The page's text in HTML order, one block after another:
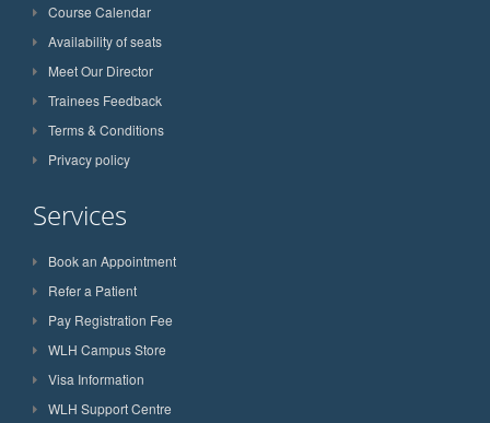
Course Calendar
Availability of seats
Meet Our Director
Trainees Feedback
Terms & Conditions
Privacy policy
Services
Book an Appointment
Refer a Patient
Pay Registration Fee
WLH Campus Store
Visa Information
WLH Support Centre